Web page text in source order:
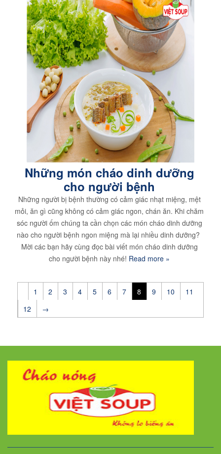
Những món cháo dinh dưỡng
cho người bệnh
Những người bị bệnh thường có cảm giác nhạt miệng, mệt
mỏi, ăn gì cũng không có cảm giác ngon, chán ăn. Khi chăm
sóc người ốm chúng ta cần chọn các món cháo dinh dưỡng
nào cho người bệnh ngon miệng mà lại nhiều dinh dưỡng?
Mời các bạn hãy cùng đọc bài viết món cháo dinh dưỡng
cho người bệnh này nhé! Read more »
1 2 3 4 5 6 7 8 9 10
11
12
→